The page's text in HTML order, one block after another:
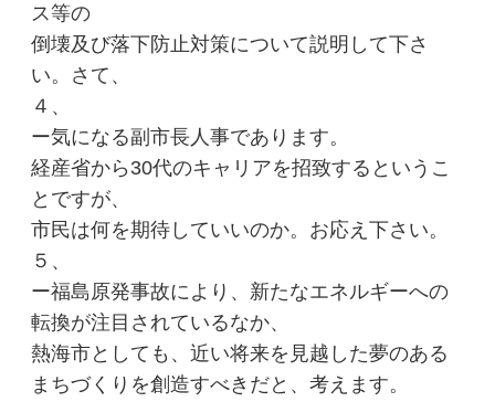
ス等の
倒壊及び落下防止対策について説明して下さ
い。さて、
４、
ー気になる副市長人事であります。
経産省から30代のキャリアを招致するというこ
とですが、
市民は何を期待していいのか。お応え下さい。
５、
ー福島原発事故により、新たなエネルギーへの
転換が注目されているなか、
熱海市としても、近い将来を見越した夢のある
まちづくりを創造すべきだと、考えます。